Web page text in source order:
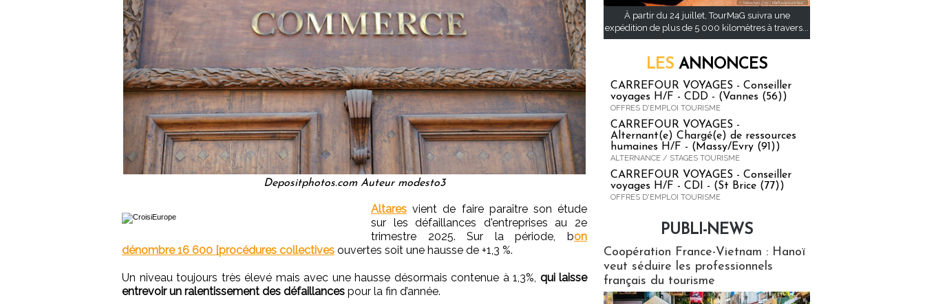
Depositphotos.com Auteur modesto3
Altares vient de faire paraître son étude
sur les défaillances d'entreprises au 2e
trimestre 2025. Sur la période, bon
dénombre 16 600 [procédures collectives ouvertes soit une hausse de +1,3 %.
Un niveau toujours très élevé mais avec une hausse désormais contenue à 1,3%, qui laisse
entrevoir un ralentissement des défaillances pour la fin d’année.
À partir du 24 juillet, TourMaG suivra une
expédition de plus de 5 000 kilomètres à travers...
LES ANNONCES
CARREFOUR VOYAGES - Conseiller
voyages H/F - CDD - (Vannes (56))
OFFRES D'EMPLOI TOURISME
CARREFOUR VOYAGES -
Alternant(e) Chargé(e) de ressources
humaines H/F - (Massy/Evry (91))
ALTERNANCE / STAGES TOURISME
CARREFOUR VOYAGES - Conseiller
voyages H/F - CDI - (St Brice (77))
OFFRES D'EMPLOI TOURISME
PUBLI-NEWS
Coopération France-Vietnam : Hanoï
veut séduire les professionnels
français du tourisme